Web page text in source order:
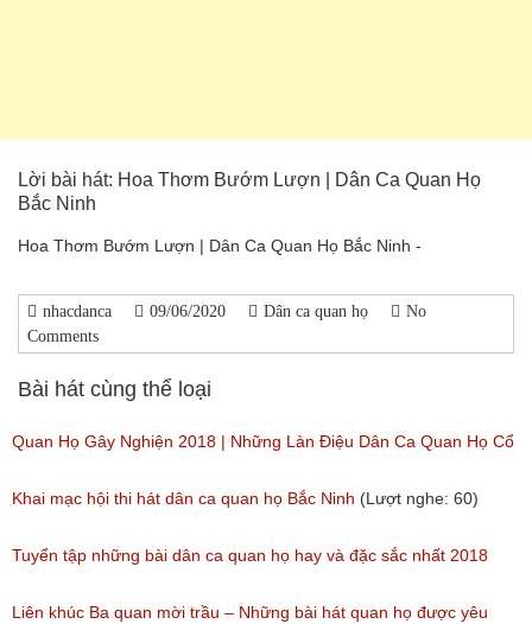
Lời bài hát: Hoa Thơm Bướm Lượn | Dân Ca Quan Họ
Bắc Ninh
Hoa Thơm Bướm Lượn | Dân Ca Quan Họ Bắc Ninh -
nhacdanca 09/06/2020 Dân ca quan họ
No
Comments
Bài hát cùng thể loại
Quan Họ Gây Nghiện 2018 | Những Làn Điệu Dân Ca Quan Họ Cổ
Bắc Ninh Hay Ngây Ngất
(Lượt nghe: 84)
Khai mạc hội thi hát dân ca quan họ Bắc Ninh (Lượt nghe: 60)
Tuyển tập những bài dân ca quan họ hay và đặc sắc nhất 2018
(Lượt nghe: 59)
Liên khúc Ba quan mời trầu – Những bài hát quan họ được yêu